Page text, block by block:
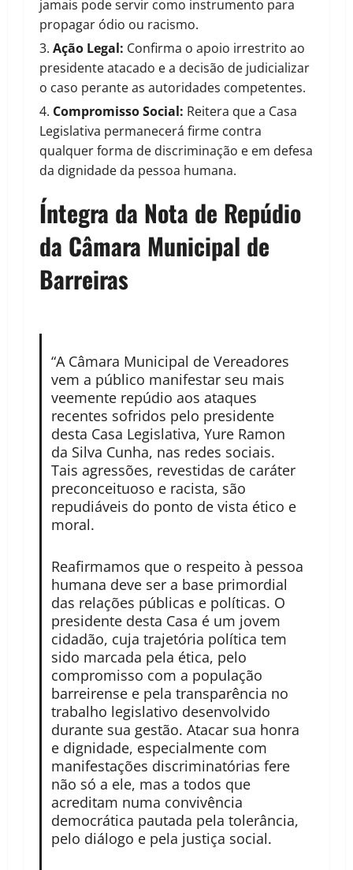
jamais pode servir como instrumento para
propagar ódio ou racismo.
Ação Legal: Confirma o apoio irrestrito ao
presidente atacado e a decisão de judicializar
o caso perante as autoridades competentes.
Compromisso Social: Reitera que a Casa
Legislativa permanecerá firme contra
qualquer forma de discriminação e em defesa
da dignidade da pessoa humana.
Íntegra da Nota de Repúdio
da Câmara Municipal de
Barreiras
“A Câmara Municipal de Vereadores
vem a público manifestar seu mais
veemente repúdio aos ataques
recentes sofridos pelo presidente
desta Casa Legislativa, Yure Ramon
da Silva Cunha, nas redes sociais.
Tais agressões, revestidas de caráter
preconceituoso e racista, são
repudiáveis do ponto de vista ético e
moral.
Reafirmamos que o respeito à pessoa
humana deve ser a base primordial
das relações públicas e políticas. O
presidente desta Casa é um jovem
cidadão, cuja trajetória política tem
sido marcada pela ética, pelo
compromisso com a população
barreirense e pela transparência no
trabalho legislativo desenvolvido
durante sua gestão. Atacar sua honra
e dignidade, especialmente com
manifestações discriminatórias fere
não só a ele, mas a todos que
acreditam numa convivência
democrática pautada pela tolerância,
pelo diálogo e pela justiça social.